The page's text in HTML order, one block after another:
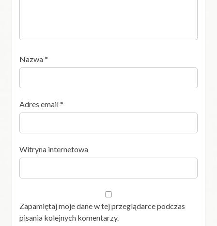
Nazwa*
Adres email*
Witryna internetowa
Zapamiętaj moje dane w tej przeglądarce podczas
pisania kolejnych komentarzy.